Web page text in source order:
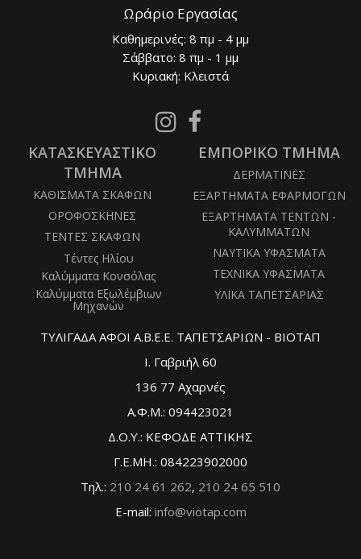
Ωράριο Εργασίας
Καθημερινές: 8 πμ - 4 μμ
Σάββατο: 8 πμ - 1 μμ
Κυριακή: Κλειστά
Follow
on
Facebook
ΚΑΤΑΣΚΕΥΑΣΤΙΚΟ
ΤΜΗΜΑ
ΚΑΘΙΣΜΑΤΑ ΣΚΑΦΩΝ
ΟΡΟΦΟΣΚΗΝΕΣ
ΤΕΝΤΕΣ ΣΚΑΦΩΝ
Τέντες Ηλίου
Καλύμματα Κονσόλας
Καλύμματα Εξωλέμβιων
Μηχανών
ΕΜΠΟΡΙΚΟ ΤΜΗΜΑ
ΔΕΡΜΑΤΙΝΕΣ
ΕΞΑΡΤΗΜΑΤΑ ΕΦΑΡΜΟΓΩΝ
ΕΞΑΡΤΗΜΑΤΑ ΤΕΝΤΩΝ -
ΚΑΛΥΜΜΑΤΩΝ
ΝΑΥΤΙΚΑ ΥΦΑΣΜΑΤΑ
ΤΕΧΝΙΚΑ ΥΦΑΣΜΑΤΑ
ΥΛΙΚΑ ΤΑΠΕΤΣΑΡΙΑΣ
ΤΥΛΙΓΑΔΑ ΑΦΟΙ Α.Β.Ε.Ε. ΤΑΠΕΤΣΑΡΙΩΝ - ΒΙΟΤΑΠ
Ι. Γαβριήλ 60
136 77 Αχαρνές
Α.Φ.Μ.: 094423021
Δ.Ο.Υ.: ΚΕΦΟΔΕ ΑΤΤΙΚΗΣ
Γ.Ε.ΜΗ.: 084223902000
Τηλ.: 210 24 61 262, 210 24 65 510
E-mail: info@viotap.com